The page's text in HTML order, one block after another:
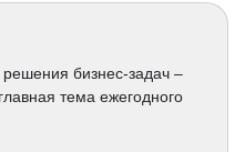
бизнес-задач –
тема ежегодного